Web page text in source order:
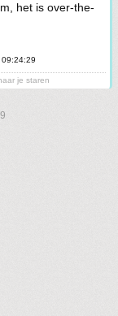
het is over-the-
09:24:29
je staren